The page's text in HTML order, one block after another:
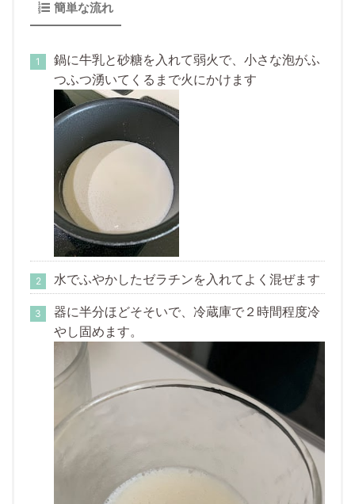
簡単な流れ
鍋に牛乳と砂糖を入れて弱火で、小さな泡がふ
つふつ湧いてくるまで火にかけます
水でふやかしたゼラチンを入れてよく混ぜます
器に半分ほどそそいで、冷蔵庫で２時間程度冷
やし固めます。